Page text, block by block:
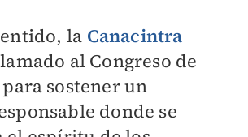
la Canacintra
al Congreso de
sostener un
donde se